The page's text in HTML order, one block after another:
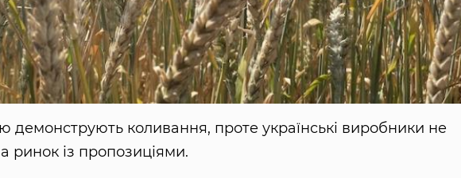
демонструють коливання, проте українські виробники не
ринок із пропозиціями.